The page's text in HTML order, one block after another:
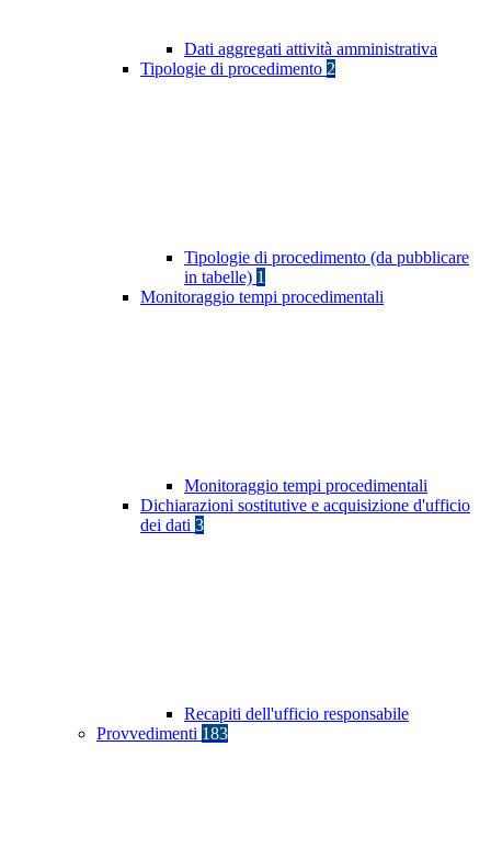
Dati aggregati attività amministrativa
Tipologie di procedimento 2
Tipologie di procedimento (da pubblicare
in tabelle) 1
Monitoraggio tempi procedimentali
Monitoraggio tempi procedimentali
Dichiarazioni sostitutive e acquisizione d'ufficio
dei dati 3
Recapiti dell'ufficio responsabile
Provvedimenti 183